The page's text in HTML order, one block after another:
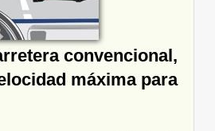
convencional,
máxima para